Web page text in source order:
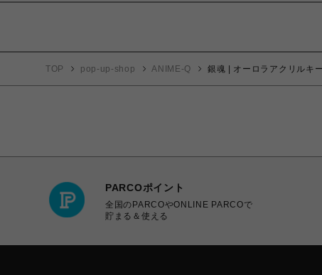
TOP pop-up-shop ANIME-Q 銀魂 | オーロラアクリルキ
PARCOポイント
全国のPARCOやONLINE PARCOで
貯まる＆使える